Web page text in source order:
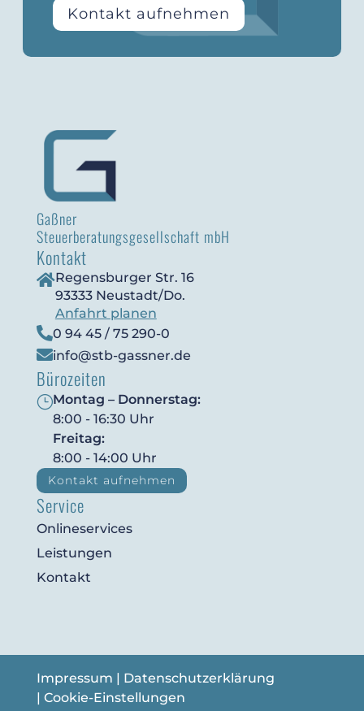
Kontakt aufnehmen
Gaßner
Steuerberatungsgesellschaft mbH
Kontakt
Regensburger Str. 16
93333 Neustadt/Do.
Anfahrt planen
0 94 45 / 75 290-0
info@stb-gassner.de
Bürozeiten
}Montag – Donnerstag:
8:00 - 16:30 Uhr
Freitag:
8:00 - 14:00 Uhr
Kontakt aufnehmen
Service
Onlineservices
Leistungen
Kontakt
Impressum | Datenschutzerklärung
| Cookie-Einstellungen